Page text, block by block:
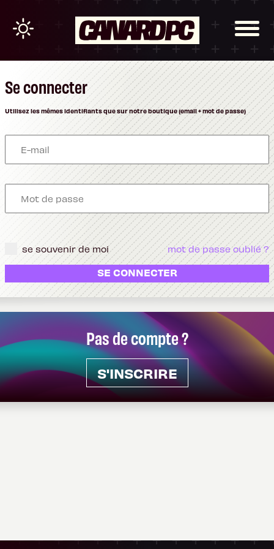
Pas de compte ?
S'INSCRIRE
Se connecter
Utilisez les mêmes identifiants que sur notre boutique (email + mot de passe)
se souvenir de moi mot de passe oublié ?
SE CONNECTER